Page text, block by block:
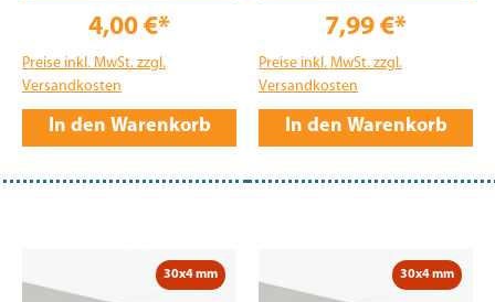
4,00 €*
Preise inkl. MwSt. zzgl.
Versandkosten
In den Warenkorb
7,99 €*
Preise inkl. MwSt. zzgl.
Versandkosten
In den Warenkorb
30x4 mm 30x4 mm